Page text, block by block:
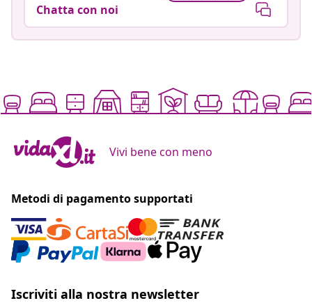
Chatta con noi
Vivi bene con meno
Metodi di pagamento supportati
Iscriviti alla nostra newsletter